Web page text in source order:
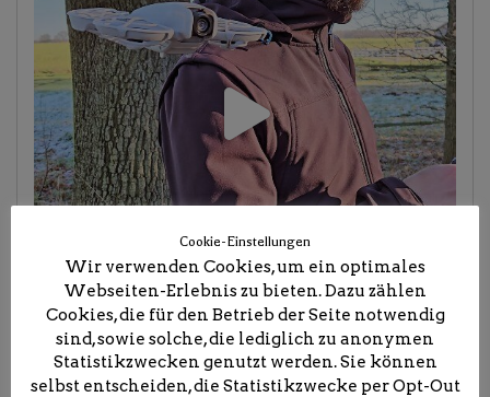
Cookie-Einstellungen
Wir verwenden Cookies, um ein optimales
Webseiten-Erlebnis zu bieten. Dazu zählen
Cookies, die für den Betrieb der Seite notwendig
sind, sowie solche, die lediglich zu anonymen
Statistikzwecken genutzt werden. Sie können
selbst entscheiden, die Statistikzwecke per Opt-Out